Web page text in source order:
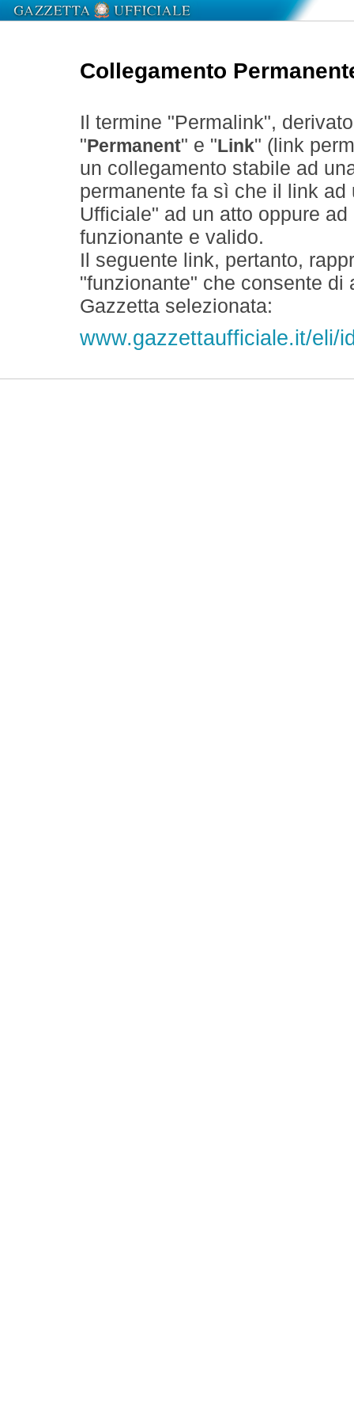
Collegamento
Il termine "Permalink",
" Permanent" e " Link" (link
un collegamento stabile ad
permanente fa sì che il link
Ufficiale" ad un atto oppure
funzionante e valido.
Il seguente link, pertanto,
"funzionante" che consente
Gazzetta selezionata:
www.gazzettaufficiale.it/eli/